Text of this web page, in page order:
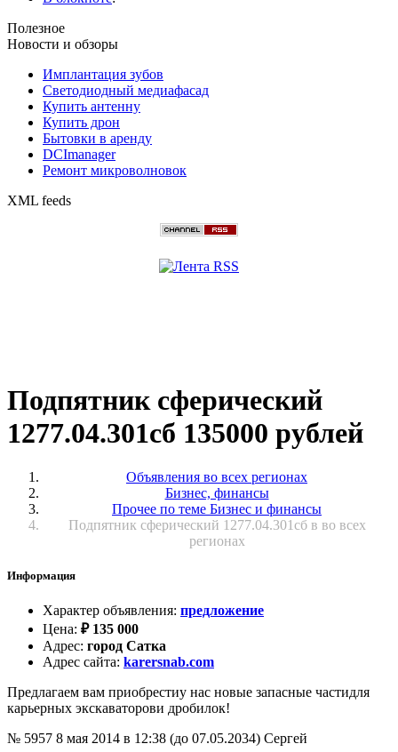
Полезное
Новости и обзоры
Имплантация зубов
Светодиодный медиафасад
Купить антенну
Купить дрон
Бытовки в аренду
DCImanager
Ремонт микроволновок
XML feeds
Подпятник сферический
1277.04.301сб 135000 рублей
Объявления во всех регионах
Бизнес, финансы
Прочее по теме Бизнес и финансы
Подпятник сферический 1277.04.301сб в во всех
регионах
Информация
Характер объявления: предложение
Цена: ₽135 000
Адрес: город Сатка
Адрес сайта: karersnab.com
Предлагаем вам приобрестиу нас новые запасные частидля
карьерных экскаваторови дробилок!
№ 5957 8 мая 2014 в 12:38 (до 07.05.2034) Сергей